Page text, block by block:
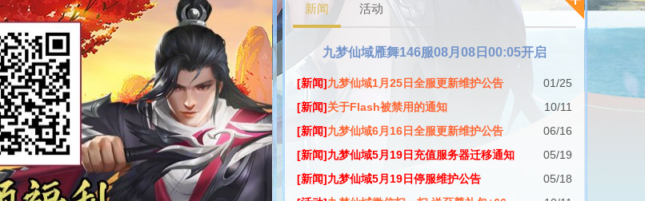
新闻 活动
九梦仙域雁舞146服08月08日00:05开启
[新闻]九梦仙域1月25日全服更新维护公告
01/25
[新闻]关于Flash被禁用的通知
10/11
[新闻]九梦仙域6月16日全服更新维护公告
06/16
[新闻]九梦仙域5月19日充值服务器迁移通知
05/19
[新闻]九梦仙域5月19日停服维护公告
05/18